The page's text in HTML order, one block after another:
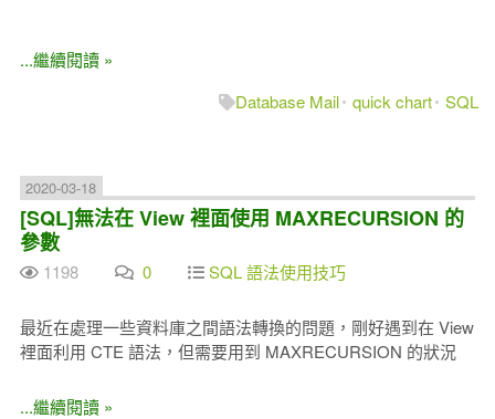
...繼續閱讀 »
Database Mail quick chart SQL
2020-03-18
[SQL]無法在 View 裡面使用 MAXRECURSION 的
參數
1198 0 SQL 語法使用技巧
最近在處理一些資料庫之間語法轉換的問題，剛好遇到在 View
裡面利用 CTE 語法，但需要用到 MAXRECURSION 的狀況
...繼續閱讀 »